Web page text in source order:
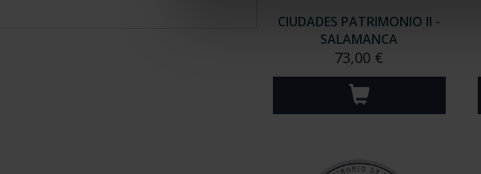
CIUDADES PATRIMONIO II -
SALAMANCA
73,00 €